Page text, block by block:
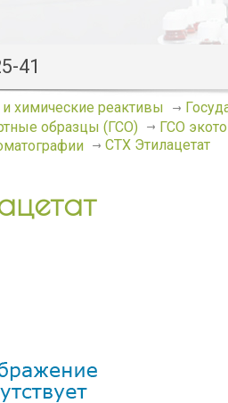
41
и химические реактивы
образцы (ГСО)
ГСО
СТХ Этилацетат